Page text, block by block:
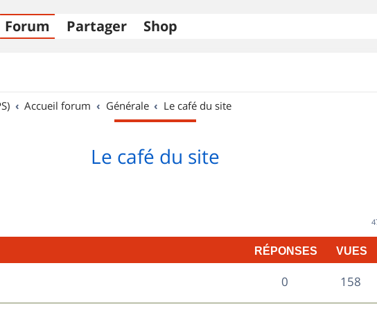
Forum Partager Shop
Accueil forum Générale Le café du site
Le café du site
RÉPONSES VUES
0R
é
158V
u